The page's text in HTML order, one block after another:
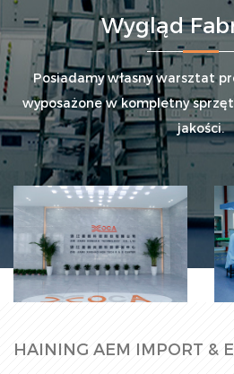
Wygląd
Posiadamy własny warsztat
wyposażone w kompletny
jakości.
Hala Fabryczna
HAINING AEM IMPORT &